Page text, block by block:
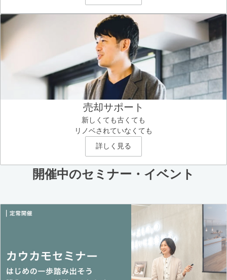
売却サポート
新しくても古くても
リノベされていなくても
詳しく見る
開催中のセミナー・イベント